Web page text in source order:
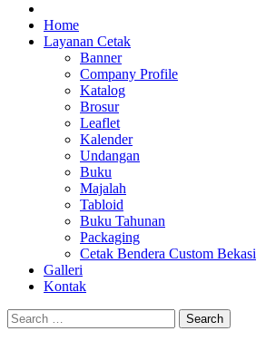
Goe Media Percetakan | 0822-4439-5599
0822-4439-5599 (Call/WA) Percetakan jasa
invoice kartu nama label map nota spanduk
pernikahan murah online 24 jam
Home
Layanan Cetak
Banner
Company Profile
Katalog
Brosur
Leaflet
Kalender
Undangan
Buku
Majalah
Tabloid
Buku Tahunan
Packaging
Cetak Bendera Custom Bekasi
Galleri
Kontak
Search
for: